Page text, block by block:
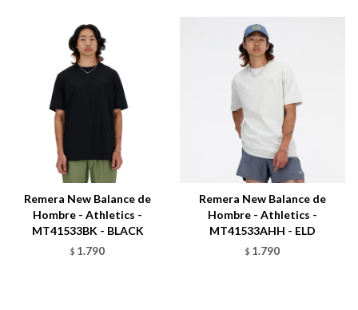
Remera New Balance de
Hombre - Athletics -
MT41533BK - BLACK
$ 1.790
Remera New Balance de
Hombre - Athletics -
MT41533AHH - ELD
$ 1.790